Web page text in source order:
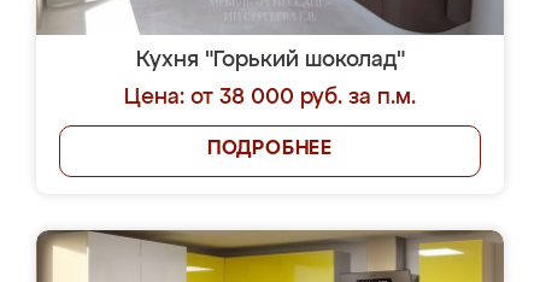
Кухня "Горький шоколад"
Цена: от 38 000 руб. за п.м.
ПОДРОБНЕЕ